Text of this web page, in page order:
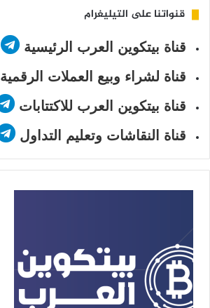
قنواتنا على التيليغرام
قناة بيتكوين العرب الرئيسية
قناة لشراء وبيع العملات الرقمية
قناة بيتكوين العرب للاكتتابات
قناة النقاشات وتعليم التداول